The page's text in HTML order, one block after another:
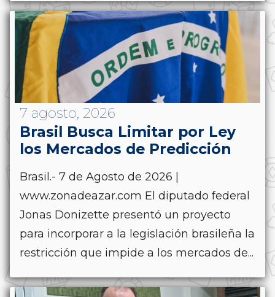
7 agosto, 2026
Brasil Busca Limitar por Ley
los Mercados de Predicción
Brasil.- 7 de Agosto de 2026 |
www.zonadeazar.com El diputado federal
Jonas Donizette presentó un proyecto
para incorporar a la legislación brasileña la
restricción que impide a los mercados de...